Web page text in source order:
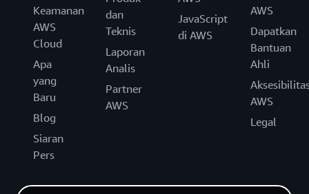
Keamanan
AWS
Cloud
Apa
yang
Baru
Blog
Siaran
Pers
dan
Teknis
Laporan
Analis
Partner
AWS
JavaScript
di AWS
AWS
Dapatkan
Bantuan
Ahli
AWS
Legal